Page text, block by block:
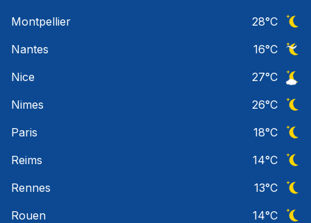
Montpellier
28°C
Nantes
16°C
Nice
27°C
Nimes
26°C
Paris
18°C
Reims
14°C
Rennes
13°C
Rouen
14°C